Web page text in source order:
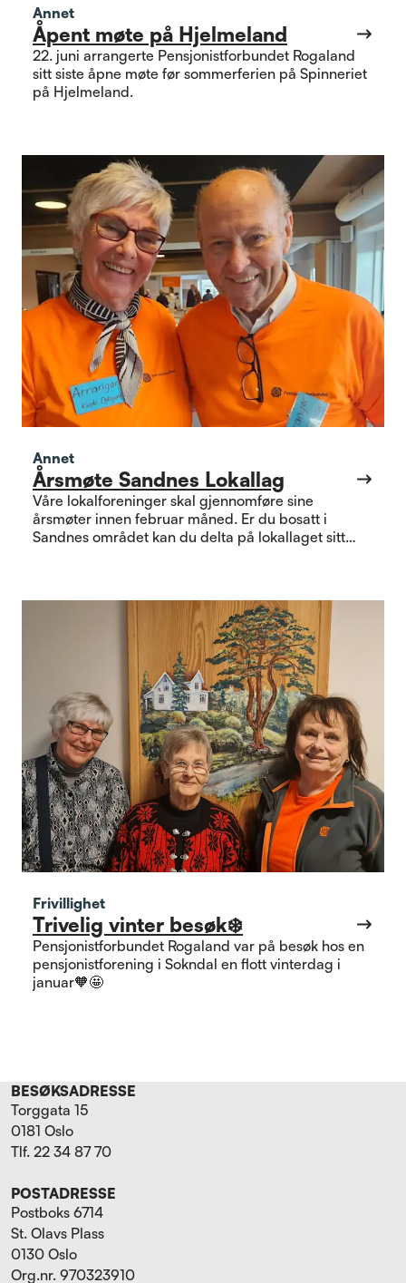
Annet
Åpent møte på Hjelmeland
22. juni arrangerte Pensjonistforbundet Rogaland
sitt siste åpne møte før sommerferien på Spinneriet
på Hjelmeland.
Annet
Årsmøte Sandnes Lokallag
Våre lokalforeninger skal gjennomføre sine
årsmøter innen februar måned. Er du bosatt i
Sandnes området kan du delta på lokallaget sitt
Frivillighet
Trivelig vinter besøk❄️
Pensjonistforbundet Rogaland var på besøk hos en
pensjonistforening i Sokndal en flott vinterdag i
januar🧡🤩
BESØKSADRESSE
Torggata 15
0181 Oslo
Tlf. 22 34 87 70
POSTADRESSE
Postboks 6714
St. Olavs Plass
0130 Oslo
Org.nr. 970323910